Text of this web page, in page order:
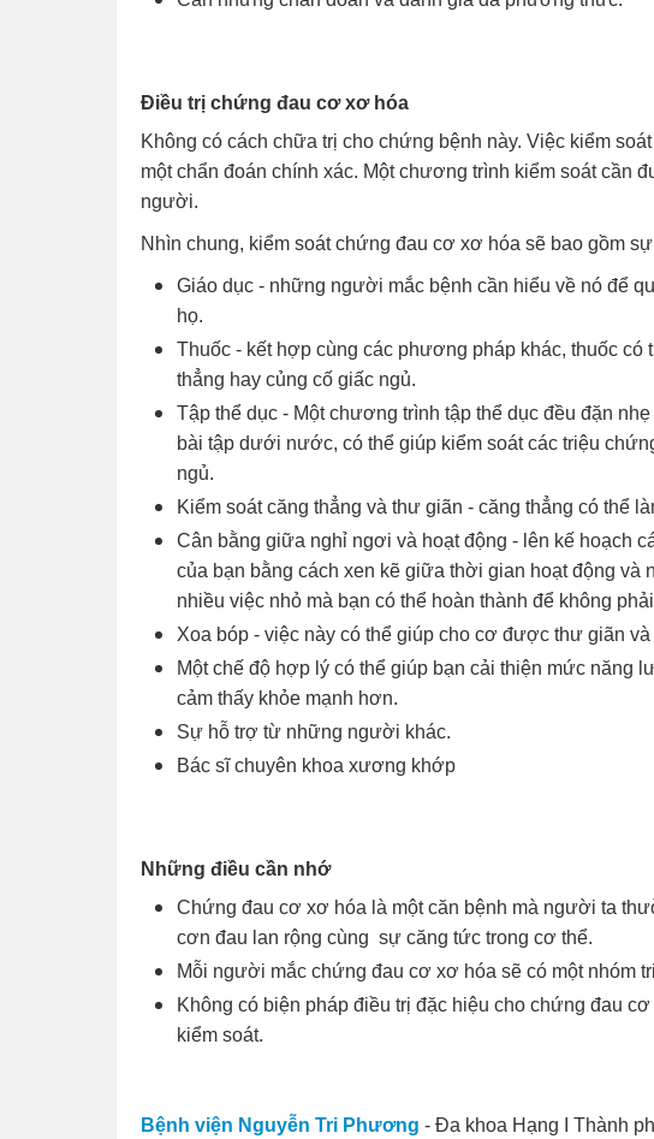
Điều trị chứng đau cơ xơ hóa
Không có cách chữa trị cho chứng bệnh này. Việc kiểm
một chẩn đoán chính xác. Một chương trình kiểm soát cần
người.
Nhìn chung, kiểm soát chứng đau cơ xơ hóa sẽ bao gồm
Giáo dục - những người mắc bệnh cần hiểu về nó để
họ.
Thuốc - kết hợp cùng các phương pháp khác, thuốc có
thẳng hay củng cố giấc ngủ.
Tập thể dục - Một chương trình tập thể dục đều đặn
bài tập dưới nước, có thể giúp kiểm soát các triệu
ngủ.
Kiểm soát căng thẳng và thư giãn - căng thẳng có thể
Cân bằng giữa nghỉ ngơi và hoạt động - lên kế hoạch
của bạn bằng cách xen kẽ giữa thời gian hoạt động và
nhiều việc nhỏ mà bạn có thể hoàn thành để không
Xoa bóp - việc này có thể giúp cho cơ được thư giãn
Một chế độ hợp lý có thể giúp bạn cải thiện mức năng
cảm thấy khỏe mạnh hơn.
Sự hỗ trợ từ những người khác.
Bác sĩ chuyên khoa xương khớp
Những điều cần nhớ
Chứng đau cơ xơ hóa là một căn bệnh mà người ta
cơn đau lan rộng cùng sự căng tức trong cơ thể.
Mỗi người mắc chứng đau cơ xơ hóa sẽ có một nhóm
Không có biện pháp điều trị đặc hiệu cho chứng đau
kiểm soát.
Bệnh viện Nguyễn Tri Phương - Đa khoa Hạng I Thành